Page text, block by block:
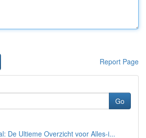
Report Page
Go
De Ultieme Overzicht voor Alles-i...